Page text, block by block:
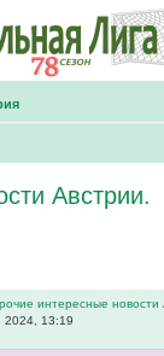
Австрии.
интересные новости
13:19